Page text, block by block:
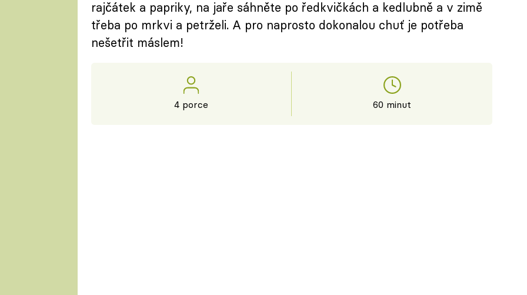
rajčátek a papriky, na jaře sáhněte po ředkvičkách a kedlubně a v zimě
třeba po mrkvi a petrželi. A pro naprosto dokonalou chuť je potřeba
nešetřit máslem!
4 porce 60 minut